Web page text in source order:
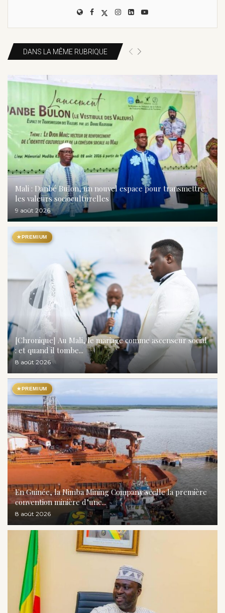
DANS LA MÊME RUBRIQUE
Mali : Danbé Bulon, un nouvel espace pour transmettre
les valeurs socioculturelles
9 août 2026
★PREMIUM
[Chronique] Au Mali, le mariage comme ascenseur social
: et quand il tombe...
8 août 2026
★PREMIUM
En Guinée, la Nimba Mining Company scelle la première
convention minière d’une...
8 août 2026